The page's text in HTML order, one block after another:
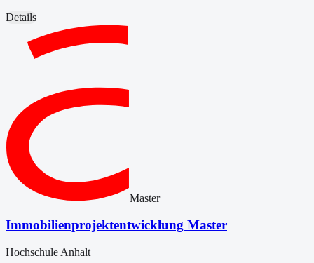
Details
Master
Immobilienprojektentwicklung Master
Hochschule Anhalt